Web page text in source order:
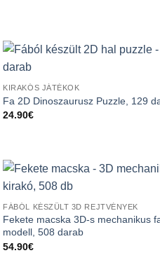
KIRAKÓS JÁTÉKOK
Fa 2D Dinoszaurusz Puzzle, 129
24.90€
FÁBÓL KÉSZÜLT 3D REJTVÉNYEK
Fekete macska 3D-s mechanikus
modell, 508 darab
54.90€